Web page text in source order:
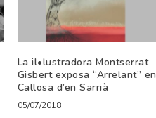
La il•lustradora Montserrat
Gisbert exposa “Arrelant” en
Callosa d’en Sarrià
05/07/2018